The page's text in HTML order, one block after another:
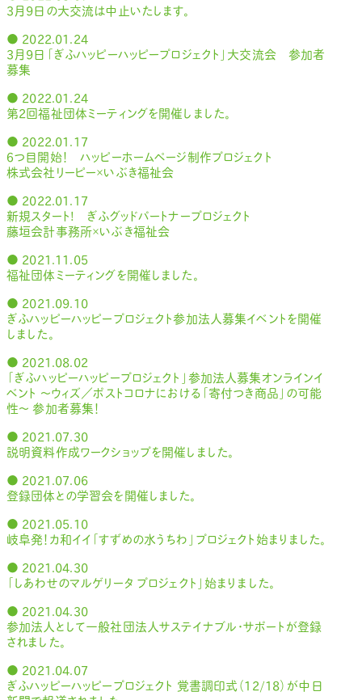
3月9日の大交流は中止いたします。
● 2022.01.24
3月9日「ぎふハッピーハッピープロジェクト」大交流会 参加者
募集
● 2022.01.24
第2回福祉団体ミーティングを開催しました。
● 2022.01.17
６つ目開始！ ハッピーホームページ制作プロジェクト
株式会社リーピー×いぶき福祉会
● 2022.01.17
新規スタート! ぎふグッドパートナープロジェクト
藤垣会計事務所×いぶき福祉会
● 2021.11.05
福祉団体ミーティングを開催しました。
● 2021.09.10
ぎふハッピーハッピープロジェクト参加法人募集イベントを開催
しました。
● 2021.08.02
「ぎふハッピーハッピープロジェクト」参加法人募集オンラインイ
ベント ～ウィズ／ポストコロナにおける「寄付つき商品」の可能
性～ 参加者募集！
● 2021.07.30
説明資料作成ワークショップを開催しました。
● 2021.07.06
登録団体との学習会を開催しました。
● 2021.05.10
岐阜発！カ和イイ「すずめの水うちわ」プロジェクト始まりました。
● 2021.04.30
「しあわせのマルゲリータ プロジェクト」始まりました。
● 2021.04.30
参加法人として一般社団法人サステイナブル・サポートが登録
されました。
● 2021.04.07
ぎふハッピーハッピープロジェクト 覚書調印式（12/18）が中日